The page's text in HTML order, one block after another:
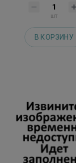
шт
В КОРЗИНУ